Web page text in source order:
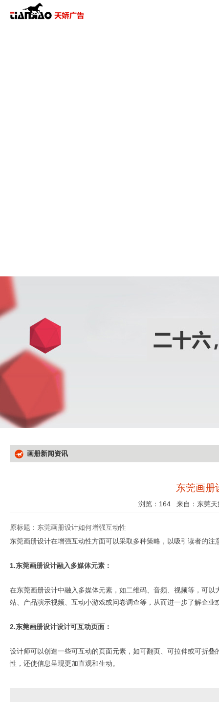
画册新闻资讯
东莞画册
浏览： 164 来自：东莞天
原标题：东莞画册设计如何增强互动性
东莞画册设计在增强互动性方面可以采取多种策略，以吸引读者的
1.东莞画册设计融入多媒体元素：
在东莞画册设计中融入多媒体元素，如二维码、音频、视频等，可
站、产品演示视频、互动小游戏或问卷调查等，从而进一步了解企业
2.东莞画册设计设计可互动页面：
设计师可以创造一些可互动的页面元素，如可翻页、可拉伸或可折
性，还使信息呈现更加直观和生动。